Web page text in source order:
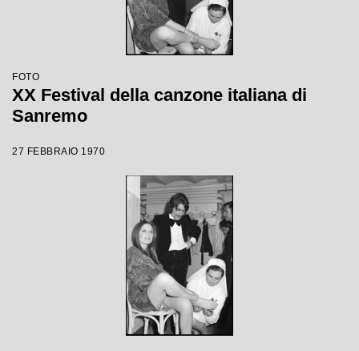
FOTO
XX Festival della canzone italiana di
Sanremo
27 FEBBRAIO 1970